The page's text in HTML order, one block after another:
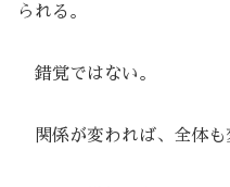
られる。
錯覚ではない。
関係が変われば、全体も